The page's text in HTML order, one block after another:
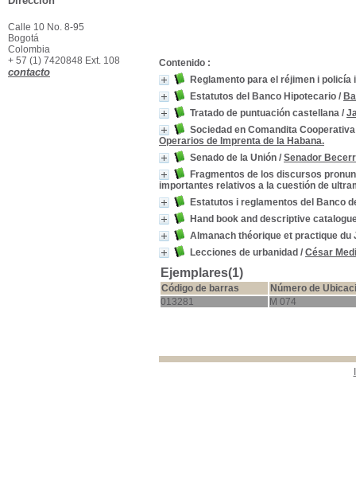
Contenido :
Reglamento para el réjimen i
Estatutos del Banco Hipotecario /
Tratado de puntuación castellana /
Sociedad en Comandita
Operarios de Imprenta de la Habana.
Senado de la Unión / Senador
Fragmentos de los discursos
importantes relativos a la cuestión de
Estatutos i reglamentos del Banco
Hand book and descriptive
Almanach théorique et practique du
Lecciones de urbanidad / César
Ejemplares(1)
Código de barras
Número de
013281
M 074
Calle 10 No. 8-95
Bogotá
Colombia
+ 57 (1) 7420848 Ext. 108
contacto